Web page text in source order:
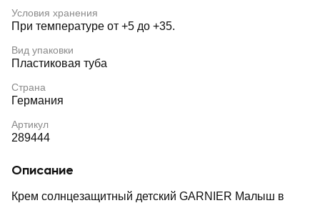
Условия хранения
При температуре от +5 до +35.
Вид упаковки
Пластиковая туба
Страна
Германия
Артикул
289444
Описание
Крем солнцезащитный детский GARNIER Малыш в